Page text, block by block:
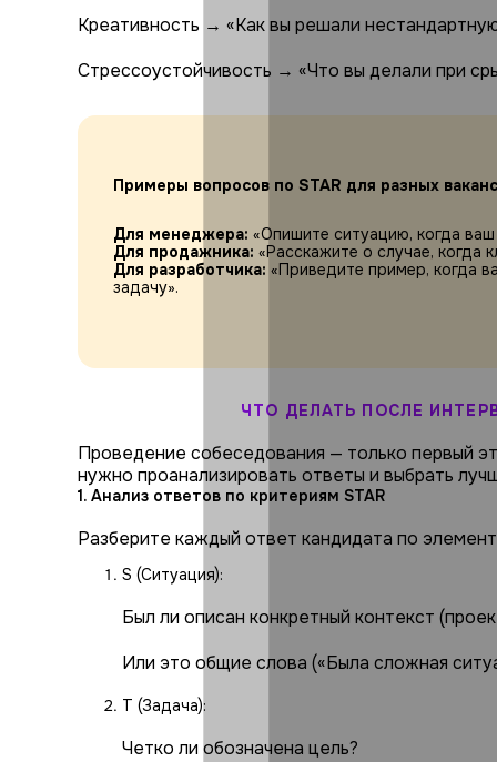
Креативность → «Как вы решали
Стрессоустойчивость → «Что вы делали при
Примеры вопросов по STAR для разных
Для менеджера: «Опишите ситуацию, когда
Для продажника: «Расскажите о случае, когда
Для разработчика: «Приведите пример, когда
задачу».
ЧТО ДЕЛАТЬ ПОСЛЕ
Проведение собеседования — только первый
нужно проанализировать ответы и выбрать
1. Анализ ответов по критериям STAR
Разберите каждый ответ кандидата по
S (Ситуация):
Был ли описан конкретный контекст
Или это общие слова («Была сложная
T (Задача):
Четко ли обозначена цель?